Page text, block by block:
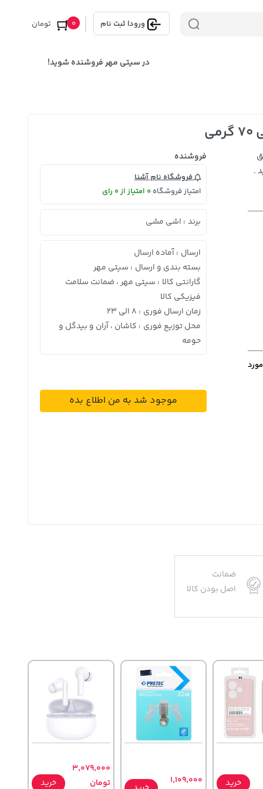
ورود| ثبت نام تومان 0
در سیتی مهر فروشنده شوید!
.
فروشنده
فروشگاه نام آشنا
امتیاز فروشگاه0 امتیاز از 0 رای
برند : اشی مشی
ارسال :آماده ارسال
بسته بندی و ارسال : سیتی مهر
گارانتی کالا : سیتی مهر ، ضمانت سلامت
فیزیکی کالا
زمان ارسال فوری : 8 الی 23
محل توزیع فوری : کاشان ، آران و بیدگل و
حومه
موجود شد به من اطلاع بده
ضمانت
اصل بودن کالا
خرید
1,109,000
3,079,000
تومان
خرید